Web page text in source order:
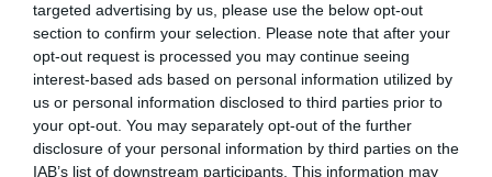
targeted advertising by us, please use the below opt-out
section to confirm your selection. Please note that after your
opt-out request is processed you may continue seeing
interest-based ads based on personal information utilized by
us or personal information disclosed to third parties prior to
your opt-out. You may separately opt-out of the further
disclosure of your personal information by third parties on the
IAB’s list of downstream participants. This information may
Si vous ne souhaitez pas utiliser le congélateur,
d’autres méthodes permettent de conserver le pain. Le
placer dans un sac à zip en évacuant l’air, puis le
garder sur une étagère haute du réfrigérateur, aide à
prolonger sa fraîcheur. Les torchons en coton, ainsi que
les boîtes en bois ou en métal, sont également